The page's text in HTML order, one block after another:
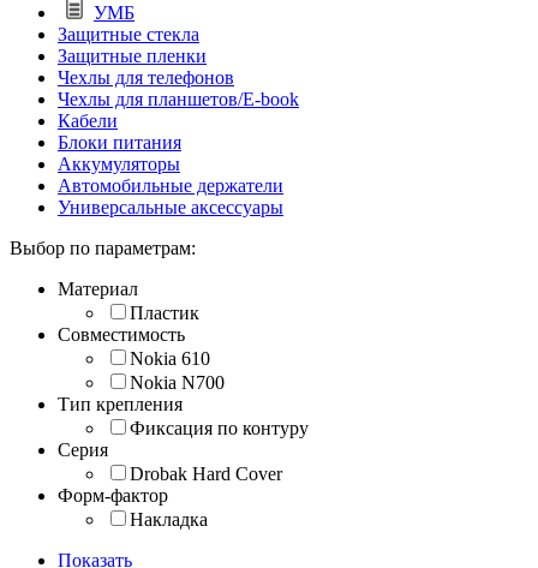
УМБ
Защитные стекла
Защитные пленки
Чехлы для телефонов
Чехлы для планшетов/E-book
Кабели
Блоки питания
Аккумуляторы
Автомобильные держатели
Универсальные аксессуары
Выбор по параметрам:
Материал
Пластик
Совместимость
Nokia 610
Nokia N700
Тип крепления
Фиксация по контуру
Серия
Drobak Hard Cover
Форм-фактор
Накладка
Показать